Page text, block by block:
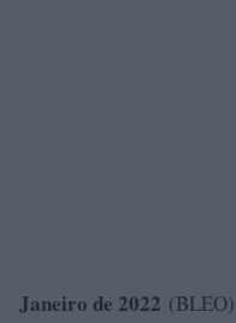
Janeiro de 2022